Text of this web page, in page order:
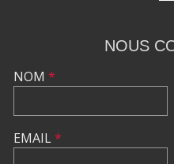
NOUS
NOM *
EMAIL*